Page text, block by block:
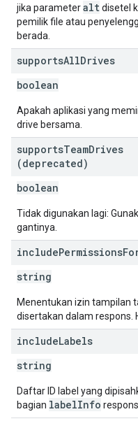
jika parameteraltdisetel
pemilik file atau
berada.
supportsAllDrives
boolean
Apakah aplikasi yang
drive bersama.
supportsTeamDrives
(deprecated)
boolean
Tidak digunakan lagi:
gantinya.
includePermissions
string
Menentukan izin tampilan
disertakan dalam respons.
includeLabels
string
Daftar ID label yang
bagian labelInfo respons.